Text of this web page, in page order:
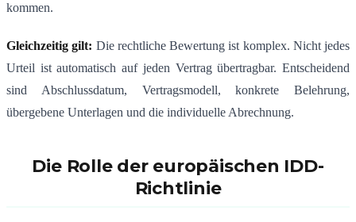
kommen.
Gleichzeitig gilt: Die rechtliche Bewertung ist komplex. Nicht jedes
Urteil ist automatisch auf jeden Vertrag übertragbar. Entscheidend
sind Abschlussdatum, Vertragsmodell, konkrete Belehrung,
übergebene Unterlagen und die individuelle Abrechnung.
Die Rolle der europäischen IDD-
Richtlinie